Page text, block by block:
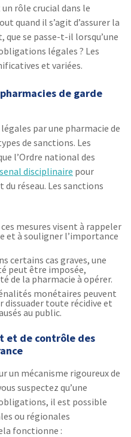
rôle crucial dans le
quand il s’agit d’assurer la
que se passe-t-il lorsqu’une
légales ? Les
et variées.
de garde
par une pharmacie de
de sanctions. Les
l’Ordre national des
disciplinaire pour
réseau. Les sanctions
ces mesures visent à rappeler
et à souligner l’importance
certains cas graves, une
peut être imposée,
de la pharmacie à opérer.
monétaires peuvent
toute récidive et
au public.
et de contrôle des
un mécanisme rigoureux de
suspectez qu’une
il est possible
ou régionales
fonctionne :